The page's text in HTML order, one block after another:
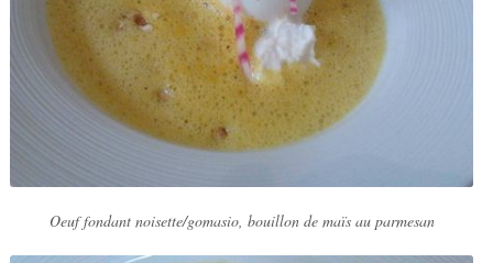
Oeuf fondant noisette/gomasio, bouillon de maïs au parmesan